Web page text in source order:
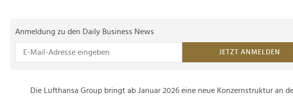
Anmeldung zu den Daily Business News
JETZT ANMELDEN
Die Lufthansa Group bringt ab Januar 2026 eine neue Konzernstruktur an